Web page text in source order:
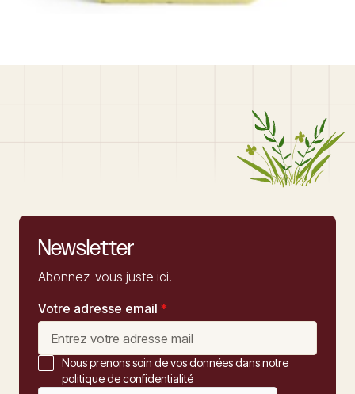
Newsletter
Abonnez-vous juste ici.
Votre adresse email *
Nous prenons soin de vos données dans notre
politique de confidentialité